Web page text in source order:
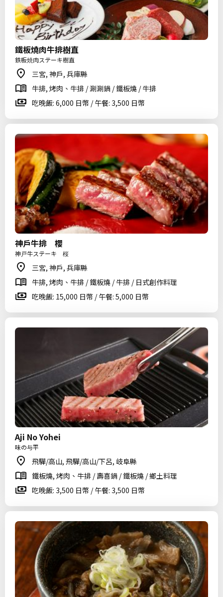
鐵板燒肉牛排樹直
鉄板焼肉ステーキ樹直
三宮, 神戶, 兵庫縣
牛排, 烤肉、牛排 / 涮涮鍋 / 鐵板燒 / 牛排
吃晚飯: 6,000 日幣 / 午餐: 3,500 日幣
神戶牛排 櫻
神戸牛ステーキ 桜
三宮, 神戶, 兵庫縣
牛排, 烤肉、牛排 / 鐵板燒 / 牛排 / 日式創作料理
吃晚飯: 15,000 日幣 / 午餐: 5,000 日幣
Aji No Yohei
味の与平
飛驒/高山, 飛驒/高山/下呂, 岐阜縣
鐵板燒, 烤肉、牛排 / 壽喜鍋 / 鐵板燒 / 鄉土料理
吃晚飯: 3,500 日幣 / 午餐: 3,500 日幣